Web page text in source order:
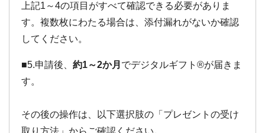
上記1～4の項目がすべて確認できる必要がありま
す。複数枚にわたる場合は、添付漏れがないか確認
してください。
■5.申請後、 約1～2か月 でデジタルギフト®が届きま
す。
その後の操作は、以下選択肢の「プレゼントの受け
取り方法」からご確認ください。